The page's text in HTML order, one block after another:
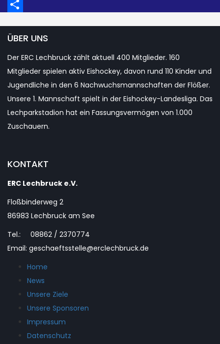
Email
ÜBER UNS
Der ERC Lechbruck zählt aktuell 400 Mitglieder. 160
Mitglieder spielen aktiv Eishockey, davon rund 110 Kinder und
Jugendliche in den 6 Nachwuchsmannschaften der Flößer.
Unsere 1. Mannschaft spielt in der Eishockey-Landesliga. Das
Lechparkstadion hat ein Fassungsvermögen von 1.000
Zuschauern.
KONTAKT
ERC Lechbruck e.V.
Floßbinderweg 2
86983 Lechbruck am See
Tel.: 08862 / 2370774
Email: geschaeftsstelle@erclechbruck.de
Home
News
Unsere Ziele
Unsere Sponsoren
Impressum
Datenschutz